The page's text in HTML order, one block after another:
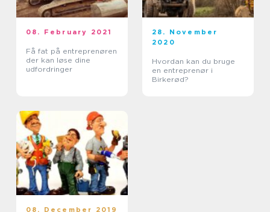
08. February 2021
Få fat på entreprenøren
der kan løse dine
udfordringer
28. November
2020
Hvordan kan du bruge
en entreprenør i
Birkerød?
08. December 2019